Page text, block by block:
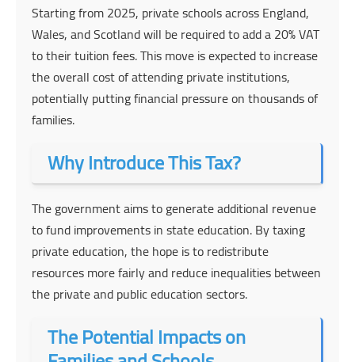
Starting from 2025, private schools across England,
Wales, and Scotland will be required to add a 20% VAT
to their tuition fees. This move is expected to increase
the overall cost of attending private institutions,
potentially putting financial pressure on thousands of
families.
Why Introduce This Tax?
The government aims to generate additional revenue
to fund improvements in state education. By taxing
private education, the hope is to redistribute
resources more fairly and reduce inequalities between
the private and public education sectors.
The Potential Impacts on